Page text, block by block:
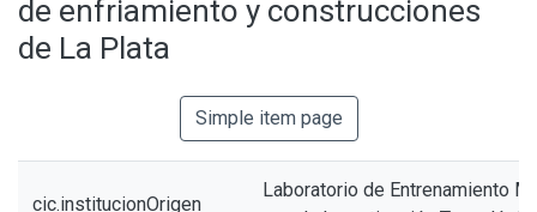
de enfriamiento y construcciones
de La Plata
Simple item page
cic.institucionOrigen
Laboratorio de Entrenamiento